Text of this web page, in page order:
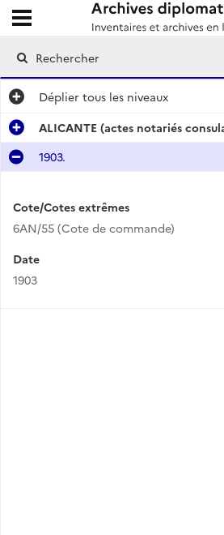
Archives diplomatiques
Ouvrir le menu déroulant
Déplier tous les niveaux
ALICANTE (actes notariés
1903.
Cote/Cotes extrêmes
6AN/55 (Cote de commande)
Date
1903